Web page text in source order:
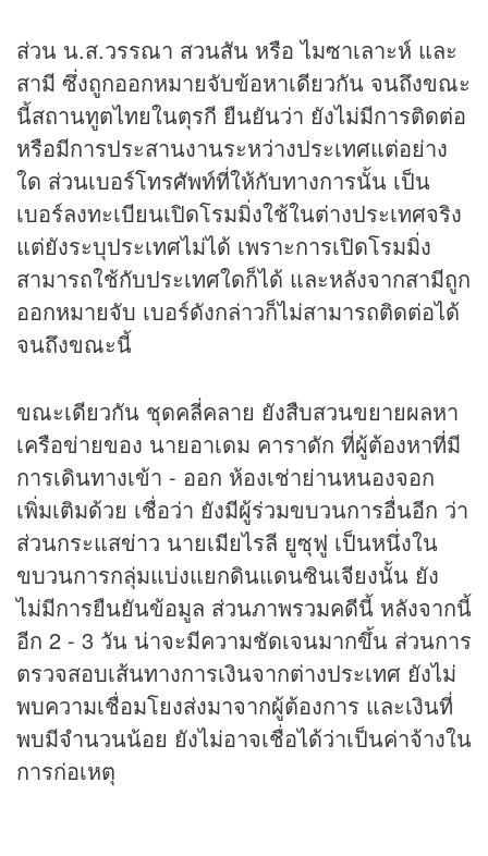
ส่วน น.ส.วรรณา สวนสัน หรือ ไมซาเลาะห์ และ
สามี ซึ่งถูกออกหมายจับข้อหาเดียวกัน จนถึงขณะ
นี้สถานทูตไทยในตุรกี ยืนยันว่า ยังไม่มีการติดต่อ
หรือมีการประสานงานระหว่างประเทศแต่อย่าง
ใด ส่วนเบอร์โทรศัพท์ที่ให้กับทางการนั้น เป็น
เบอร์ลงทะเบียนเปิดโรมมิ่งใช้ในต่างประเทศจริง
แต่ยังระบุประเทศไม่ได้ เพราะการเปิดโรมมิ่ง
สามารถใช้กับประเทศใดก็ได้ และหลังจากสามีถูก
ออกหมายจับ เบอร์ดังกล่าวก็ไม่สามารถติดต่อได้
จนถึงขณะนี้
ขณะเดียวกัน ชุดคลี่คลาย ยังสืบสวนขยายผลหา
เครือข่ายของ นายอาเดม คาราดัก ที่ผู้ต้องหาที่มี
การเดินทางเข้า - ออก ห้องเช่าย่านหนองจอก
เพิ่มเติมด้วย เชื่อว่า ยังมีผู้ร่วมขบวนการอื่นอีก ว่า
ส่วนกระแสข่าว นายเมียไรลี ยูซุฟู เป็นหนึ่งใน
ขบวนการกลุ่มแบ่งแยกดินแดนซินเจียงนั้น ยัง
ไม่มีการยืนยันข้อมูล ส่วนภาพรวมคดีนี้ หลังจากนี้
อีก 2 - 3 วัน น่าจะมีความชัดเจนมากขึ้น ส่วนการ
ตรวจสอบเส้นทางการเงินจากต่างประเทศ ยังไม่
พบความเชื่อมโยงส่งมาจากผู้ต้องการ และเงินที่
พบมีจำนวนน้อย ยังไม่อาจเชื่อได้ว่าเป็นค่าจ้างใน
การก่อเหตุ